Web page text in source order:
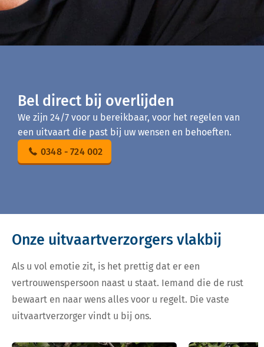
Bel direct bij overlijden
We zijn 24/7 voor u bereikbaar, voor het regelen van
een uitvaart die past bij uw wensen en behoeften.
0348 - 724 002
Onze uitvaartverzorgers vlakbij
Als u vol emotie zit, is het prettig dat er een
vertrouwenspersoon naast u staat. Iemand die de rust
bewaart en naar wens alles voor u regelt. Die vaste
uitvaartverzorger vindt u bij ons.